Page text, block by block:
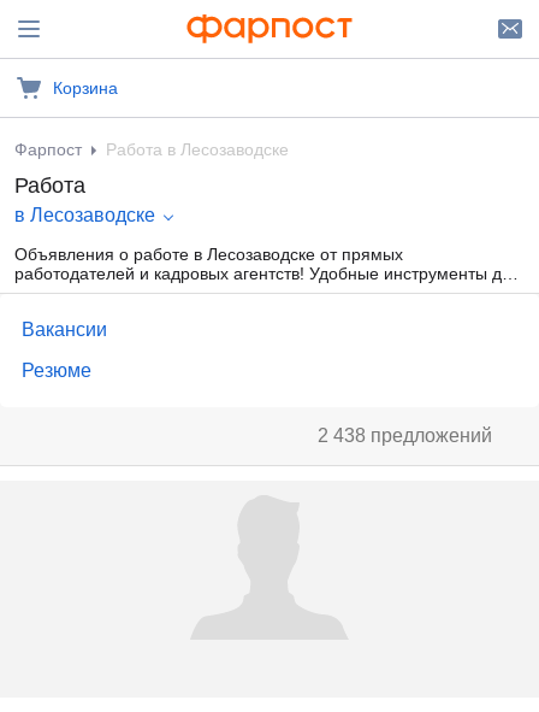
Корзина
Фарпост Работа в Лесозаводске
Работа
в Лесозаводске
Объявления о работе в Лесозаводске от прямых
работодателей и кадровых агентств! Удобные инструменты для
создания резюме, поиска предложений о работе. Прямая связь
Вакансии
Резюме
2 438 предложений